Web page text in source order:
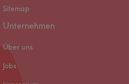
Sitemap
Unternehmen
Über uns
Jobs